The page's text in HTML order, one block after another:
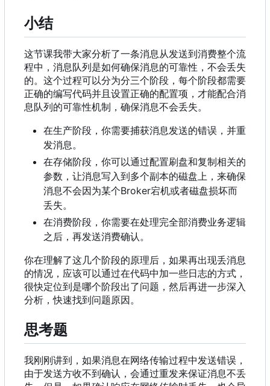
小结
这节课我带大家分析了一条消息从发送到消费整个流
程中，消息队列是如何确保消息的可靠性，不会丢失
的。这个过程可以分为分三个阶段，每个阶段都需要
正确的编写代码并且设置正确的配置项，才能配合消
息队列的可靠性机制，确保消息不会丢失。
在生产阶段，你需要捕获消息发送的错误，并重
发消息。
在存储阶段 ， 你可以通过配置刷盘和复制相关的
参数 ， 让消息写入到多个副本的磁盘上 ， 来确保
消息不会因为某个Broker宕机或者磁盘损坏而
丢失。
在消费阶段，你需要在处理完全部消费业务逻辑
之后，再发送消费确认。
你在理解了这几个阶段的原理后，如果再出现丢消息
的情况，应该可以通过在代码中加一些日志的方式，
很快定位到是哪个阶段出了问题，然后再进一步深入
分析，快速找到问题原因。
思考题
我刚刚讲到，如果消息在网络传输过程中发送错误，
由于发送方收不到确认，会通过重发来保证消息不丢